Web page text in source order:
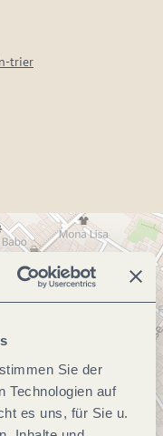
Sie der
Technologien auf
es uns, für Sie u.
trier